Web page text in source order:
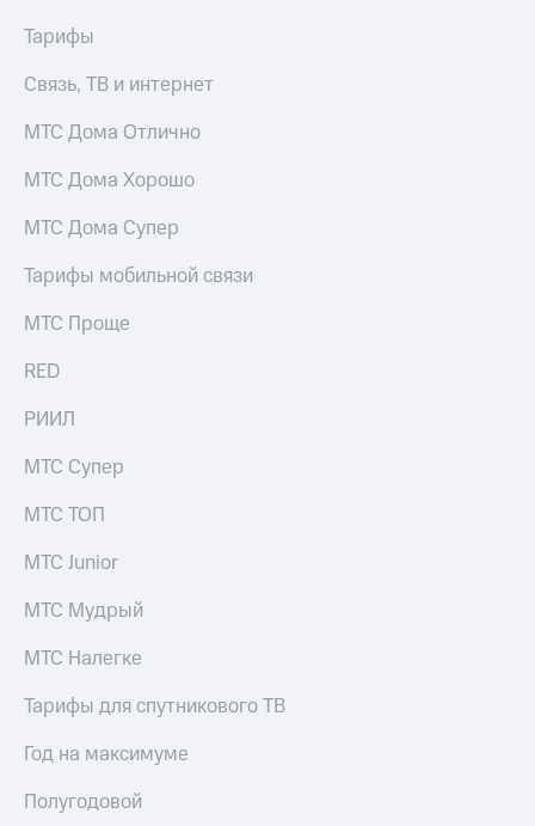
информации
акционерам
ПАО
"МТС"
Собрания
акционеров
Личный
кабинет
Акционерный
акций
Описание
приобретения
выкупа
акций
Дивиденды
облигаций
Описание
Еврооблигации-2023
Уведомление
о
Тарифы
Связь, ТВ и интернет
МТС Дома Отлично
МТС Дома Хорошо
МТС Дома Супер
Тарифы мобильной связи
МТС Проще
RED
РИИЛ
МТС Супер
МТС ТОП
МТС Junior
МТС Мудрый
МТС Налегке
Тарифы для спутникового ТВ
Год на максимуме
Полугодовой